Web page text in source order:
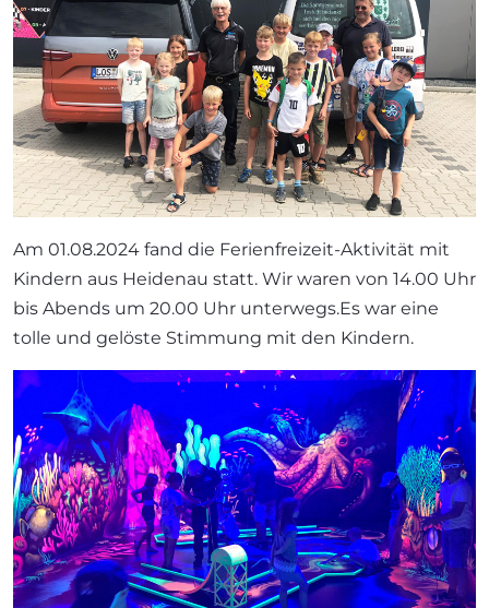
Am 01.08.2024 fand die Ferienfreizeit-Aktivität mit
Kindern aus Heidenau statt. Wir waren von 14.00 Uhr
bis Abends um 20.00 Uhr unterwegs.Es war eine
tolle und gelöste Stimmung mit den Kindern.